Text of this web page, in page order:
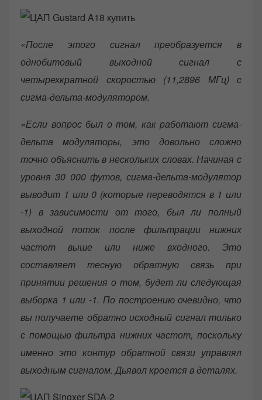
«После этого сигнал преобразуется в
однобитовый выходной сигнал с
четырехкратной скоростью (11,2896 МГц) с
сигма-дельта-модулятором.
«Если вопрос был о том, как работают сигма-
дельта модуляторы, это довольно сложно
точно объяснить в нескольких словах. Начиная с
уровня 30 000 футов, сигма-дельта-модулятор
выводит 1 или 0 (которые переводятся в 1 или
-1) в зависимости от того, был ли полный
выходной поток после фильтрации нижних
частот выше или ниже входного. Это
составляет тесную обратную связь при
принятии решения о том, будет ли следующая
выборка 1 или -1. По построению очевидно, что
вы получаете обратно исходный сигнал только
с помощью фильтра нижних частот, поскольку
именно это контур обратной связи управлял
выходным сигналом. Дьявол кроется в деталях.